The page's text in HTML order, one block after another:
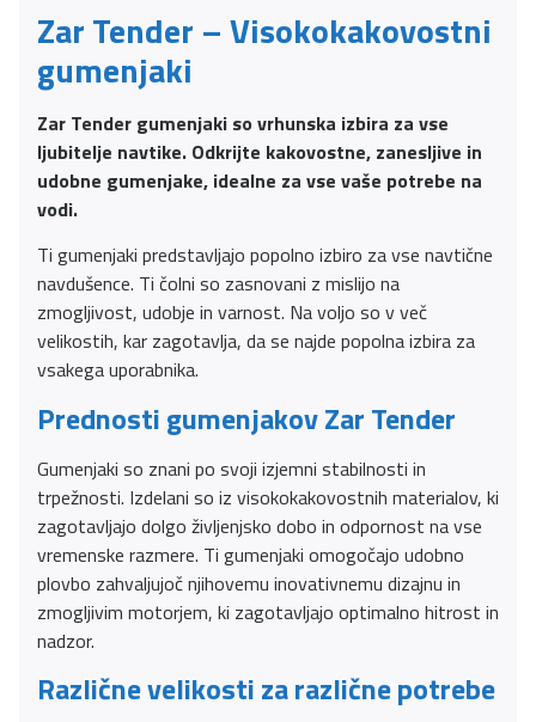
Zar Tender – Visokokakovostni
gumenjaki
Zar Tender gumenjaki so vrhunska izbira za vse
ljubitelje navtike. Odkrijte kakovostne, zanesljive in
udobne gumenjake, idealne za vse vaše potrebe na
vodi.
Ti gumenjaki predstavljajo popolno izbiro za vse navtične
navdušence. Ti čolni so zasnovani z mislijo na
zmogljivost, udobje in varnost. Na voljo so v več
velikostih, kar zagotavlja, da se najde popolna izbira za
vsakega uporabnika.
Prednosti gumenjakov Zar Tender
Gumenjaki so znani po svoji izjemni stabilnosti in
trpežnosti. Izdelani so iz visokokakovostnih materialov, ki
zagotavljajo dolgo življenjsko dobo in odpornost na vse
vremenske razmere. Ti gumenjaki omogočajo udobno
plovbo zahvaljujoč njihovemu inovativnemu dizajnu in
zmogljivim motorjem, ki zagotavljajo optimalno hitrost in
nadzor.
Različne velikosti za različne potrebe